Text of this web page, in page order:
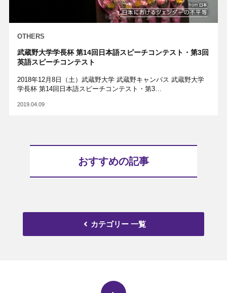
OTHERS
武蔵野大学学長杯 第14回日本語スピーチコンテスト・第3回
英語スピーチコンテスト
2018年12月8日（土）武蔵野大学 武蔵野キャンパス 武蔵野大学
学長杯 第14回日本語スピーチコンテスト・第3…
2019.04.09
おすすめの記事
カテゴリー 一覧